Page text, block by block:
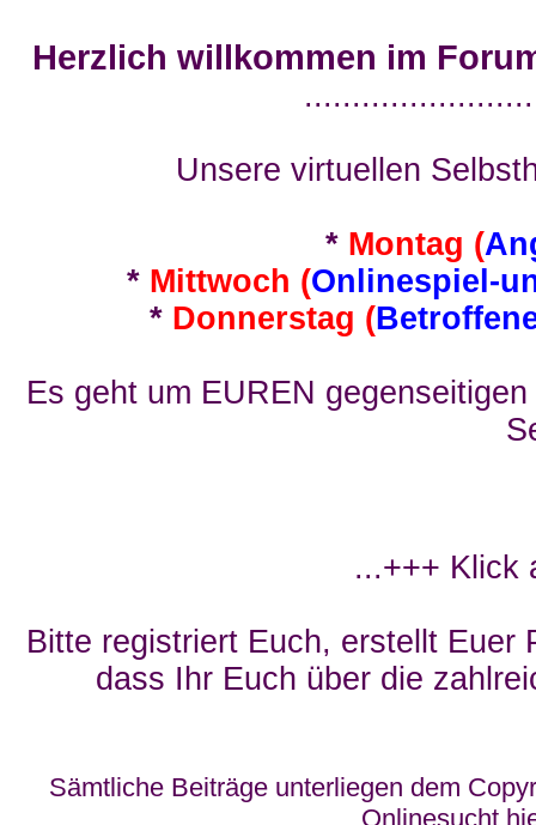
Herzlich willkommen im
Unsere virtuellen
* Montag (
* Mittwoch (Onlinespiel-
* Donnerstag (
Es geht um EUREN
...+++ Klick
Bitte registriert Euch, erstellt Euer
dass Ihr Euch über die
Sämtliche Beiträge unterliegen dem
Onlinesucht